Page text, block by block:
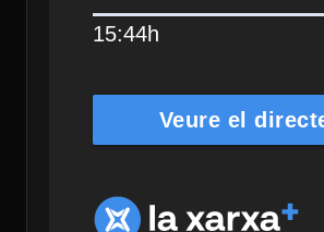
15:44h
Veure el